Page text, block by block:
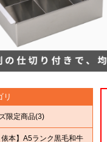
リ
限定商品(3)
本】A5ランク黒毛和牛